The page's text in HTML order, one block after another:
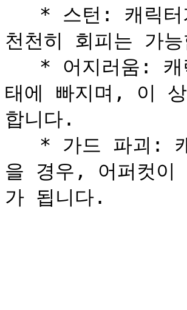
천천히 회피는 가
태에 빠지며, 이
합니다.
을 경우, 어퍼컷이